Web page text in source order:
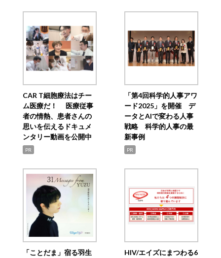
CAR T細胞療法はチー
ム医療だ！ 医療従事
者の情熱、患者さんの
思いを伝えるドキュメ
ンタリー動画を公開中
PR
「第4回科学的人事アワ
ード2025」を開催 デ
ータとAIで変わる人事
戦略 科学的人事の最
新事例
PR
「ことだま」宿る羽生
HIV/エイズにまつわる6